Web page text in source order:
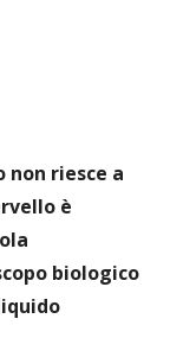
non riesce a
è
biologico